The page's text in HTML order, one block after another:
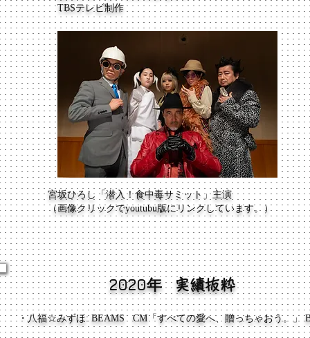
TBSテレビ制作
宮坂ひろし「潜入！食中毒サミット」主演
​（画像クリックでyoutubu版にリンクしています。）
2020年 実績抜粋
・​八福☆みずほ: BEAMS CM「すべての愛へ、贈っちゃおう。」